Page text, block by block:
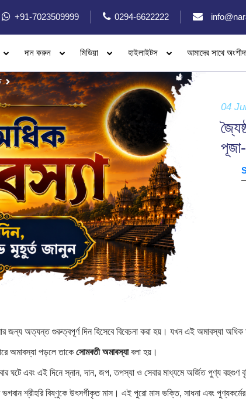
+91-7023509999 0294-6622222
দান করুন মিডিয়া হাইলাইটস আমাদের সাথে
04
জন্য অত্যন্ত গুরুত্বপূর্ণ দিন হিসেবে বিবেচনা করা হয়। যখন এই অমাবস্যা
অমাবস্যা পড়লে তাকেসোমবতী অমাবস্যাবলা হয়।
ঘটে এবং এই দিনে স্নান, দান, জপ, তপস্যা ও সেবার মাধ্যমে অর্জিত পুণ্য বহুগুণ
ভগবান শ্রীহরি বিষ্ণুকে উৎসর্গীকৃত মাস। এই পুরো মাস ভক্তি, সাধনা এবং